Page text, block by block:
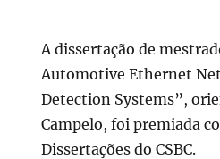
A dissertação de
Automotive Ethernet
Detection Systems”,
Campelo, foi premiada
Dissertações do CSBC.